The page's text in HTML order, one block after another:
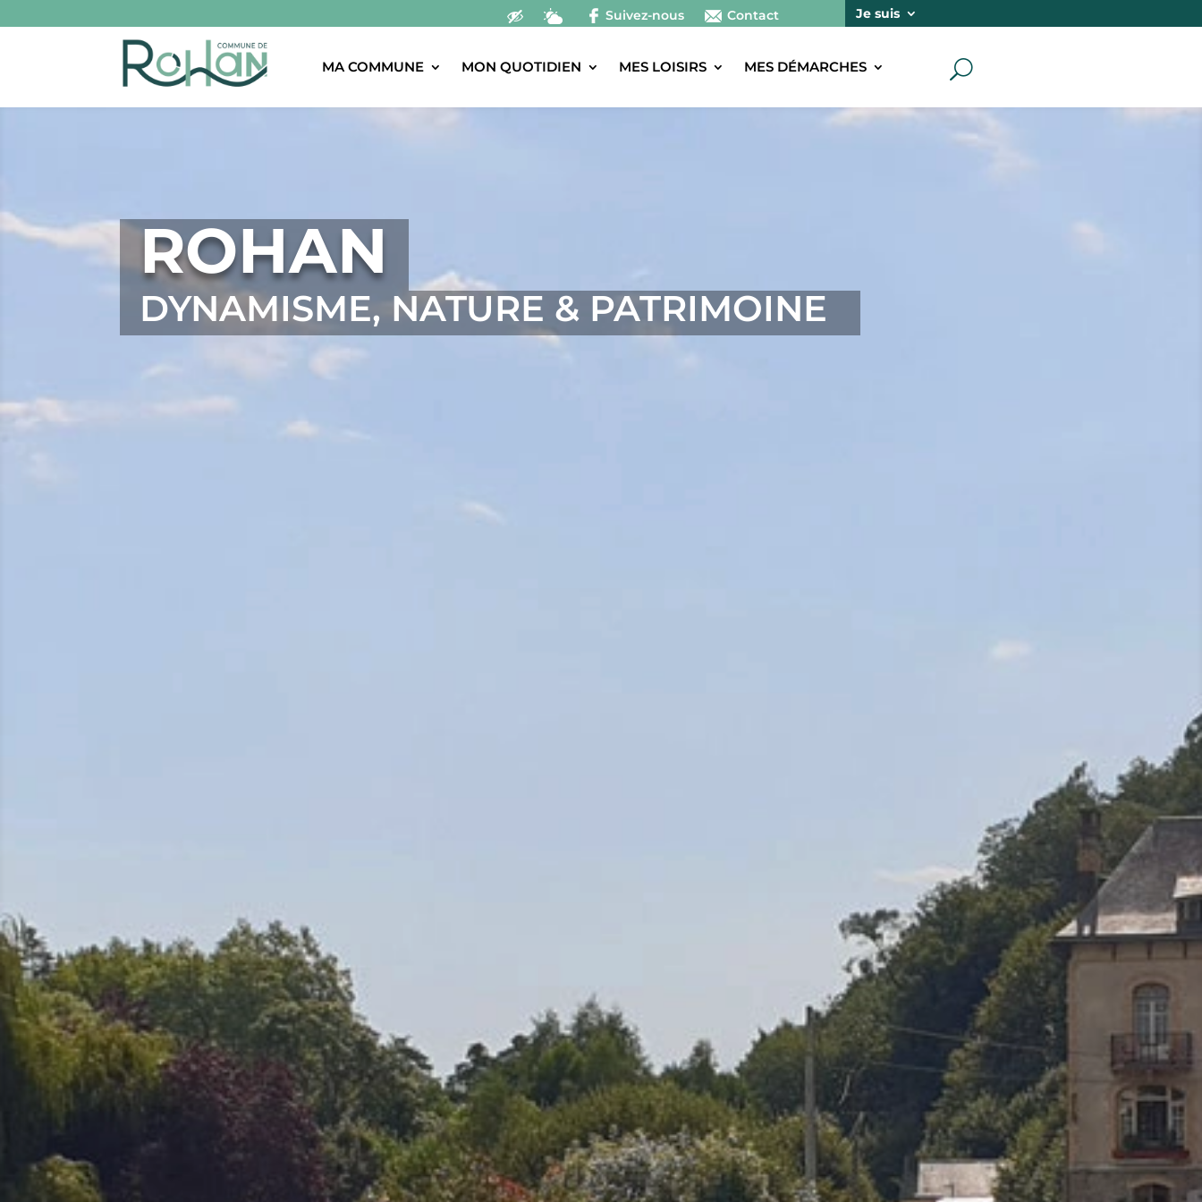
Suivez-nous Contact Je suis
MA COMMUNE MON QUOTIDIEN MES LOISIRS MES DÉMARCHES U
ROHAN
DYNAMISME, NATURE & PATRIMOINE